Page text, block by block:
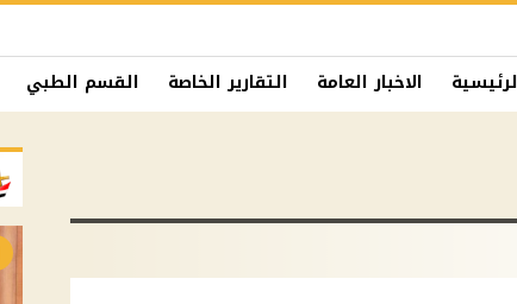
الاخبار العامة التقارير الخاصة القسم الطبي